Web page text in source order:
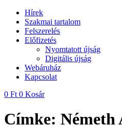
Hírek
Szakmai tartalom
Felszerelés
Előfizetés
Nyomtatott újság
Digitális újság
Webáruház
Kapcsolat
0 Ft 0 Kosár
Címke: